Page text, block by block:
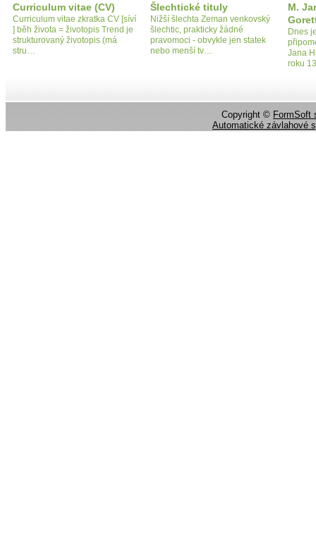
Curriculum vitae (CV)
Curriculum vitae zkratka CV [síví
] běh života = životopis Trend je
strukturovaný životopis (má
stru…
Šlechtické tituly
Nižší šlechta Zeman venkovský
šlechtic, prakticky žádné
pravomoci - obvykle jen statek
nebo menší tv…
M.
Dnes
Jana
roku
Copyright © FormSoft
Automatické závlahové